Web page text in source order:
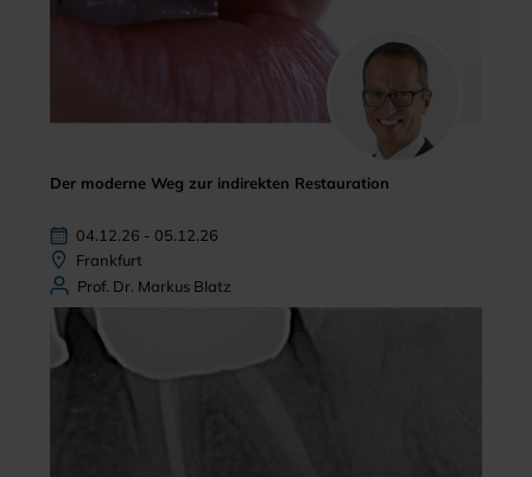
Der moderne Weg zur indirekten Restauration
04.12.26 - 05.12.26
Frankfurt
Prof. Dr. Markus Blatz